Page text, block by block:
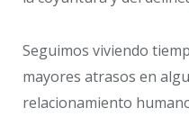
Seguimos viviendo
mayores atrasos en
relacionamiento